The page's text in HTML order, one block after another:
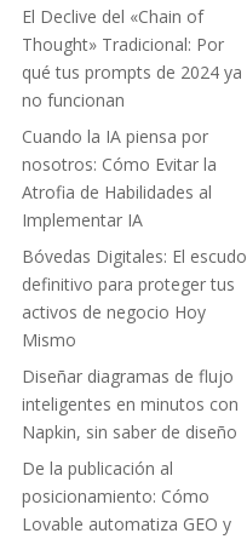
El Declive del «Chain of
Thought» Tradicional: Por
qué tus prompts de 2024 ya
no funcionan
Cuando la IA piensa por
nosotros: Cómo Evitar la
Atrofia de Habilidades al
Implementar IA
Bóvedas Digitales: El escudo
definitivo para proteger tus
activos de negocio Hoy
Mismo
Diseñar diagramas de flujo
inteligentes en minutos con
Napkin, sin saber de diseño
De la publicación al
posicionamiento: Cómo
Lovable automatiza GEO y